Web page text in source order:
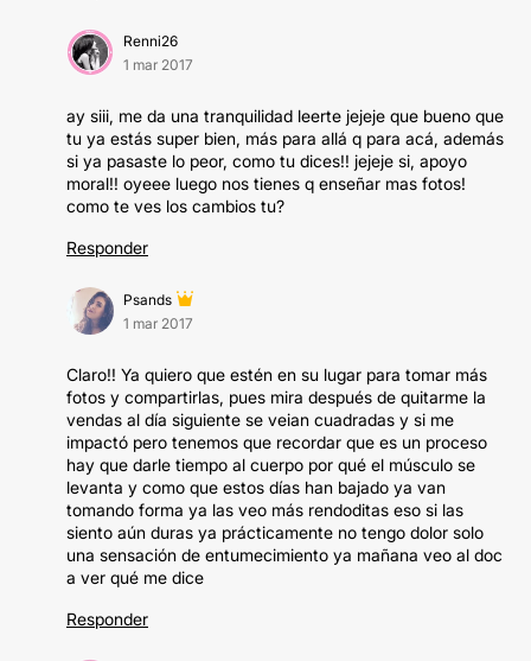
Renni26
1 mar 2017
ay siii, me da una tranquilidad leerte jejeje que bueno que
tu ya estás super bien, más para allá q para acá, además
si ya pasaste lo peor, como tu dices!! jejeje si, apoyo
moral!! oyeee luego nos tienes q enseñar mas fotos!
como te ves los cambios tu?
Responder
Psands
1 mar 2017
Claro!! Ya quiero que estén en su lugar para tomar más
fotos y compartirlas, pues mira después de quitarme la
vendas al día siguiente se veian cuadradas y si me
impactó pero tenemos que recordar que es un proceso
hay que darle tiempo al cuerpo por qué el músculo se
levanta y como que estos días han bajado ya van
tomando forma ya las veo más rendoditas eso si las
siento aún duras ya prácticamente no tengo dolor solo
una sensación de entumecimiento ya mañana veo al doc
a ver qué me dice
Responder